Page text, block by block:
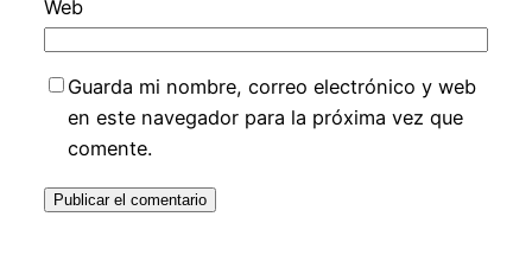
Web
Guarda mi nombre, correo electrónico y web
en este navegador para la próxima vez que
comente.